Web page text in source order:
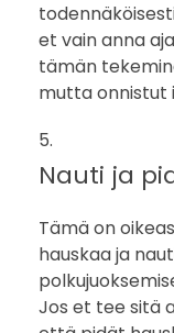
et vain anna
tämän
mutta onnistut
Nauti ja
Tämä on
hauskaa ja
Jos et tee sitä